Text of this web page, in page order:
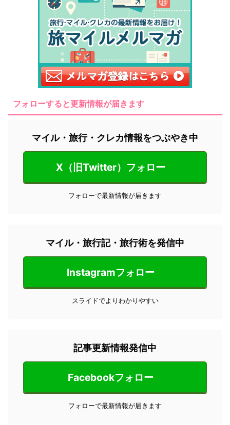
フォローすると更新情報が届きます
マイル・旅行・クレカ情報をつぶやき中
X（旧Twitter）フォロー
フォローで最新情報が届きます
マイル・旅行記・旅行術を発信中
Instagramフォロー
スライドでよりわかりやすい
記事更新情報発信中
Facebookフォロー
フォローで最新情報が届きます